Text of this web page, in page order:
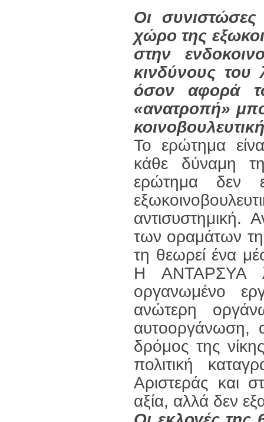
Οι
χώρο της
στην
κινδύνους του
όσον αφορά
«ανατροπή»
Το ερώτημα
κάθε δύναμη
ερώτημα δεν
των οραμάτων
τη θεωρεί ένα
Η ΑΝΤΑΡΣΥΑ
οργανωμένο
ανώτερη
αυτοοργάνωση,
δρόμος της
πολιτική
Αριστεράς και
αξία, αλλά δεν